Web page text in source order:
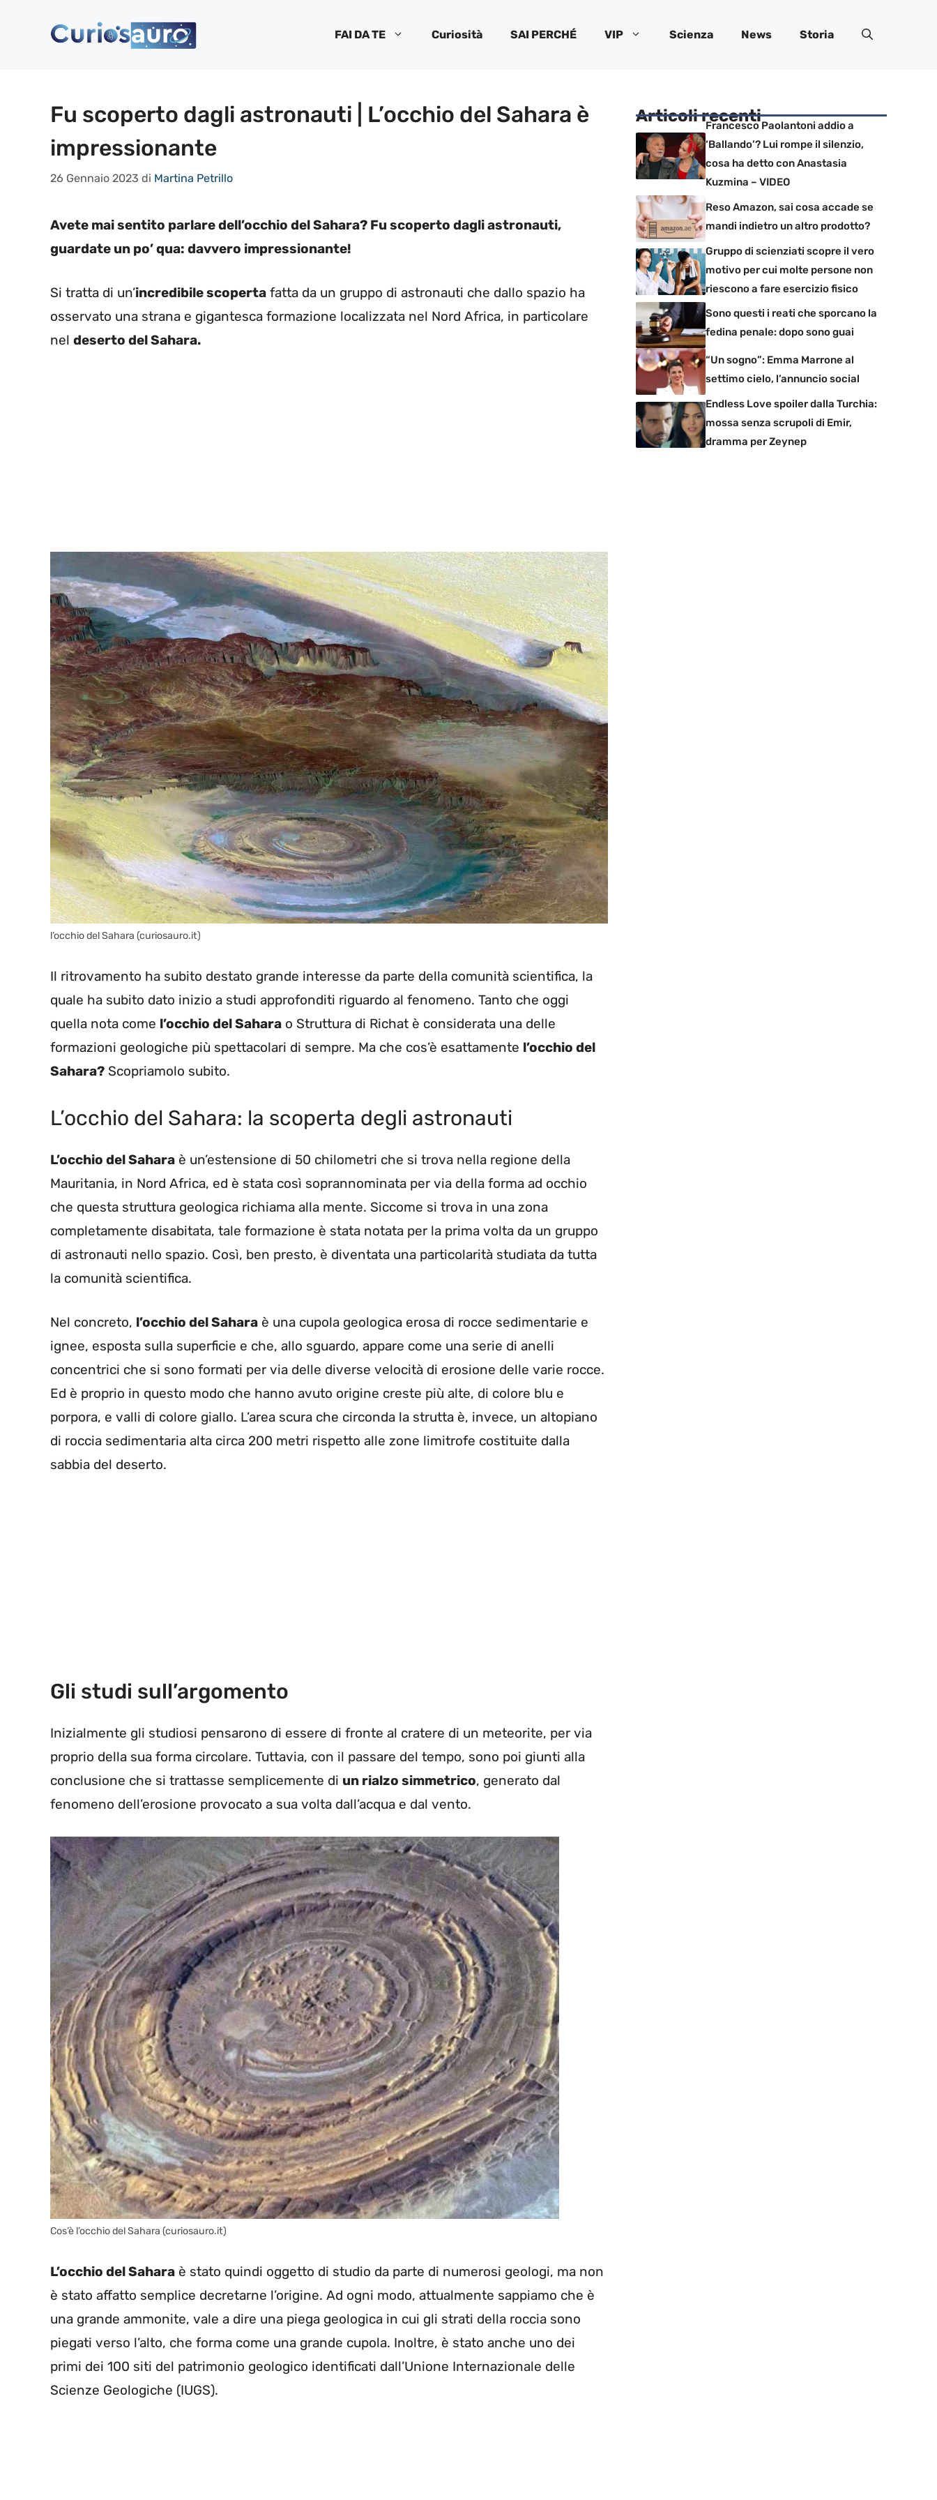
FAI DA TE Curiosità SAI PERCHÉ VIP Scienza News Storia
Fu scoperto dagli astronauti | L’occhio del Sahara è
impressionante
26 Gennaio 2023 di Martina Petrillo
Avete mai sentito parlare dell’occhio del Sahara? Fu scoperto dagli astronauti,
guardate un po’ qua: davvero impressionante!
Si tratta di un’incredibile scoperta fatta da un gruppo di astronauti che dallo spazio ha
osservato una strana e gigantesca formazione localizzata nel Nord Africa, in particolare
nel deserto del Sahara.
l’occhio del Sahara (curiosauro.it)
Il ritrovamento ha subito destato grande interesse da parte della comunità scientifica, la
quale ha subito dato inizio a studi approfonditi riguardo al fenomeno. Tanto che oggi
quella nota come l’occhio del Sahara o Struttura di Richat è considerata una delle
formazioni geologiche più spettacolari di sempre. Ma che cos’è esattamente l’occhio del
Sahara? Scopriamolo subito.
L’occhio del Sahara: la scoperta degli astronauti
L’occhio del Sahara è un’estensione di 50 chilometri che si trova nella regione della
Mauritania, in Nord Africa, ed è stata così soprannominata per via della forma ad occhio
che questa struttura geologica richiama alla mente. Siccome si trova in una zona
completamente disabitata, tale formazione è stata notata per la prima volta da un gruppo
di astronauti nello spazio. Così, ben presto, è diventata una particolarità studiata da tutta
la comunità scientifica.
Nel concreto, l’occhio del Sahara è una cupola geologica erosa di rocce sedimentarie e
ignee, esposta sulla superficie e che, allo sguardo, appare come una serie di anelli
concentrici che si sono formati per via delle diverse velocità di erosione delle varie rocce.
Ed è proprio in questo modo che hanno avuto origine creste più alte, di colore blu e
porpora, e valli di colore giallo. L’area scura che circonda la strutta è, invece, un altopiano
di roccia sedimentaria alta circa 200 metri rispetto alle zone limitrofe costituite dalla
sabbia del deserto.
Gli studi sull’argomento
Inizialmente gli studiosi pensarono di essere di fronte al cratere di un meteorite, per via
proprio della sua forma circolare. Tuttavia, con il passare del tempo, sono poi giunti alla
conclusione che si trattasse semplicemente di un rialzo simmetrico, generato dal
fenomeno dell’erosione provocato a sua volta dall’acqua e dal vento.
Cos’è l’occhio del Sahara (curiosauro.it)
L’occhio del Sahara è stato quindi oggetto di studio da parte di numerosi geologi, ma non
è stato affatto semplice decretarne l’origine. Ad ogni modo, attualmente sappiamo che è
una grande ammonite, vale a dire una piega geologica in cui gli strati della roccia sono
piegati verso l’alto, che forma come una grande cupola. Inoltre, è stato anche uno dei
primi dei 100 siti del patrimonio geologico identificati dall’Unione Internazionale delle
Scienze Geologiche (IUGS).
Articoli recentiFrancesco Paolantoni addio a
‘Ballando’? Lui rompe il silenzio,
cosa ha detto con Anastasia
Kuzmina – VIDEO
Reso Amazon, sai cosa accade se
mandi indietro un altro prodotto?
Gruppo di scienziati scopre il vero
motivo per cui molte persone non
riescono a fare esercizio fisico
Sono questi i reati che sporcano la
fedina penale: dopo sono guai
“Un sogno”: Emma Marrone al
settimo cielo, l’annuncio social
Endless Love spoiler dalla Turchia:
mossa senza scrupoli di Emir,
dramma per Zeynep